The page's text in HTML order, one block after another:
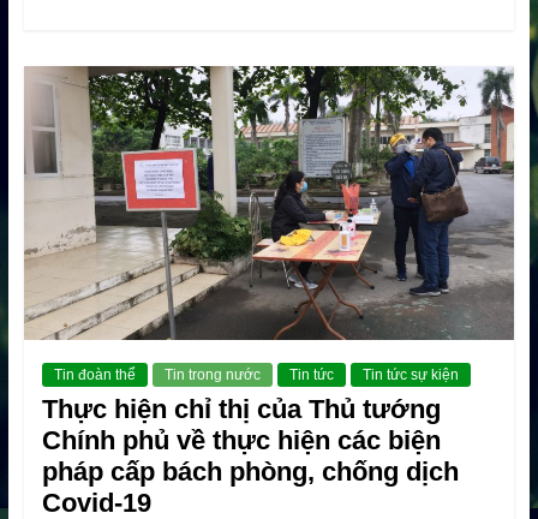
Tin đoàn thể Tin trong nước Tin tức Tin tức sự kiện
Thực hiện chỉ thị của Thủ tướng
Chính phủ về thực hiện các biện
pháp cấp bách phòng, chống dịch
Covid-19